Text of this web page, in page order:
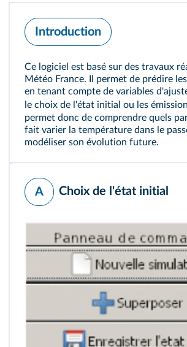
Introduction
Ce logiciel est basé sur des travaux
Météo France. Il permet de prédire
en tenant compte de variables
le choix de l'état initial ou les
permet donc de comprendre quels
fait varier la température dans le
modéliser son évolution future.
A Choix de l'état initial